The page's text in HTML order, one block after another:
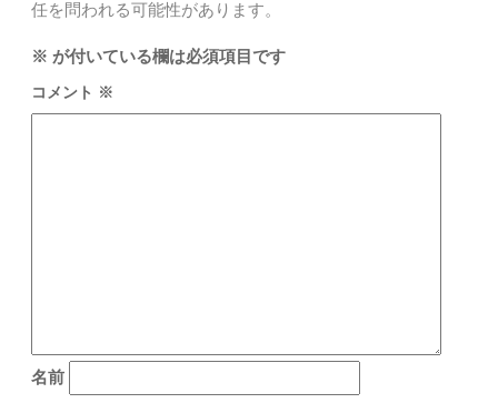
任を問われる可能性があります。
※ が付いている欄は必須項目です
コメント ※
名前